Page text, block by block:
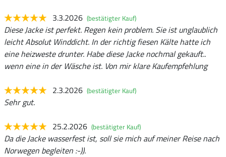
3.3.2026 (bestätigter Kauf)
Diese Jacke ist perfekt. Regen kein problem. Sie ist unglaublich
leicht Absolut Winddicht. In der richtig fiesen Kälte hatte ich
eine heizweste drunter. Habe diese Jacke nochmal gekauft..
wenn eine in der Wäsche ist. Von mir klare Kaufempfehlung
2.3.2026 (bestätigter Kauf)
Sehr gut.
25.2.2026 (bestätigter Kauf)
Da die Jacke wasserfest ist, soll sie mich auf meiner Reise nach
Norwegen begleiten :-)).